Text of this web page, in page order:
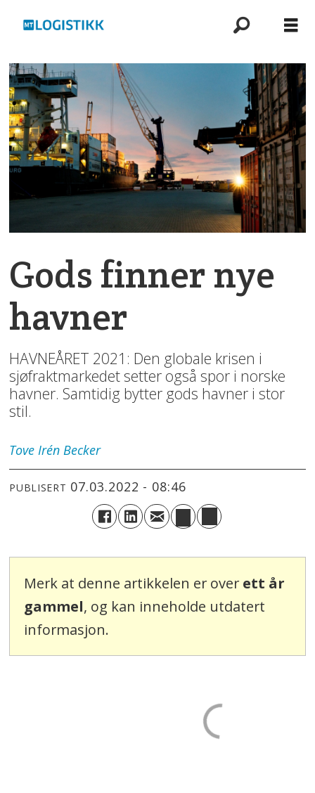
Gods finner nye
havner
HAVNEÅRET 2021: Den globale krisen i
sjøfraktmarkedet setter også spor i norske
havner. Samtidig bytter gods havner i stor
stil.
Tove Irén Becker
PUBLISERT 07.03.2022 - 08:46
Merk at denne artikkelen er over ett år
gammel, og kan inneholde utdatert
informasjon.